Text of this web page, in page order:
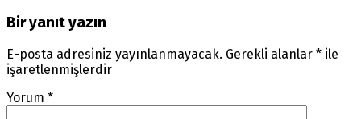
Bir yanıt yazın
E-posta adresiniz yayınlanmayacak. Gerekli alanlar * ile
işaretlenmişlerdir
Yorum *